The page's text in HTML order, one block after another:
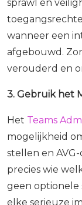
sprawl en
wanneer een
afgebouwd.
verouderd en
3. Gebruik het
Het Teams
mogelijkheid
stellen en
precies wie
geen optionele
elke serieuze